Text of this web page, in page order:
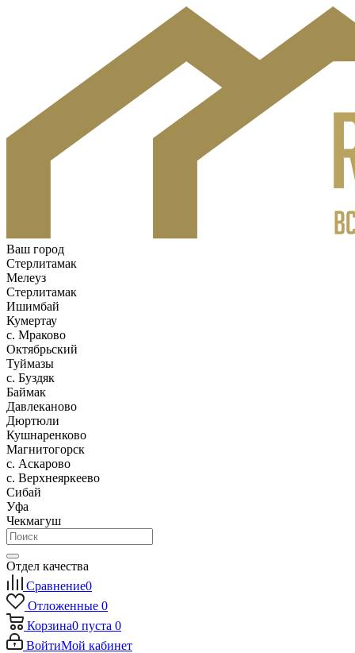
Ваш город
Стерлитамак
Мелеуз
Стерлитамак
Ишимбай
Кумертау
c. Мраково
Октябрьский
Туймазы
c. Буздяк
Баймак
Давлеканово
Дюртюли
Кушнаренково
Магнитогорск
с. Аскарово
с. Верхнеяркеево
Сибай
Уфа
Чекмагуш
Отдел качества
Сравнение0
Отложенные 0
Корзина0 пуста 0
ВойтиМой кабинет